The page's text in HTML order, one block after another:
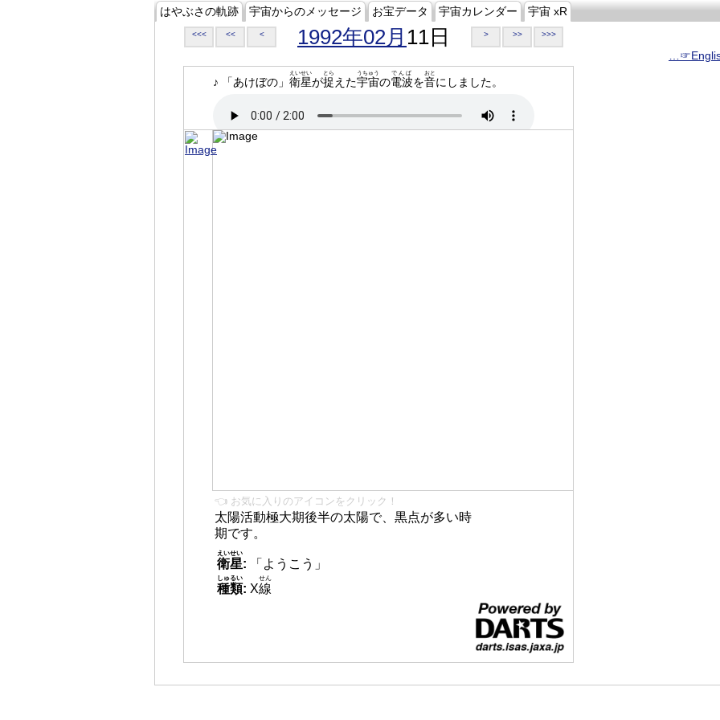
はやぶさの軌跡 宇宙からのメッセージ お宝データ 宇宙カレンダー 宇宙 xR
<<< << < 1992年02月 11日 > >> >>>
♪ 「あけぼの」 衛星
えいせい
が捉
とら
えた宇宙
うちゅう
の電波
でんぱ
を音
おと
にしました。
👈 お気に入りのアイコンをクリック！
太陽活動極大期後半の太陽で、黒点が多い時
期です。
衛星
えいせい
:
「ようこう」
種類
しゅるい
: X線
せん